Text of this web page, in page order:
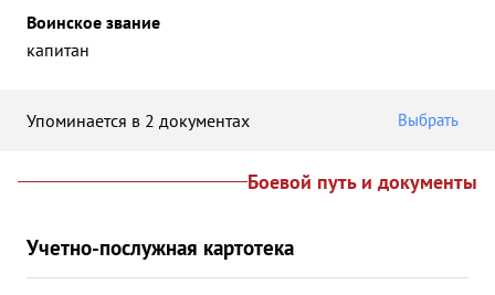
Воинское звание
капитан
Упоминается в 2 документах Выбрать
Боевой путь и документы
Учетно-послужная картотека